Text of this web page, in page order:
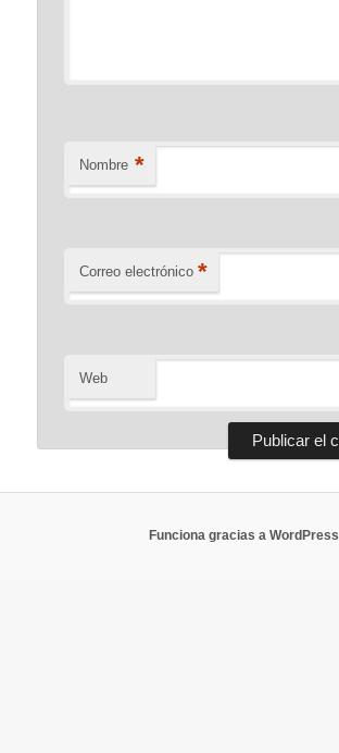
Nombre *
Correo electrónico *
Web
Funciona gracias a WordPress